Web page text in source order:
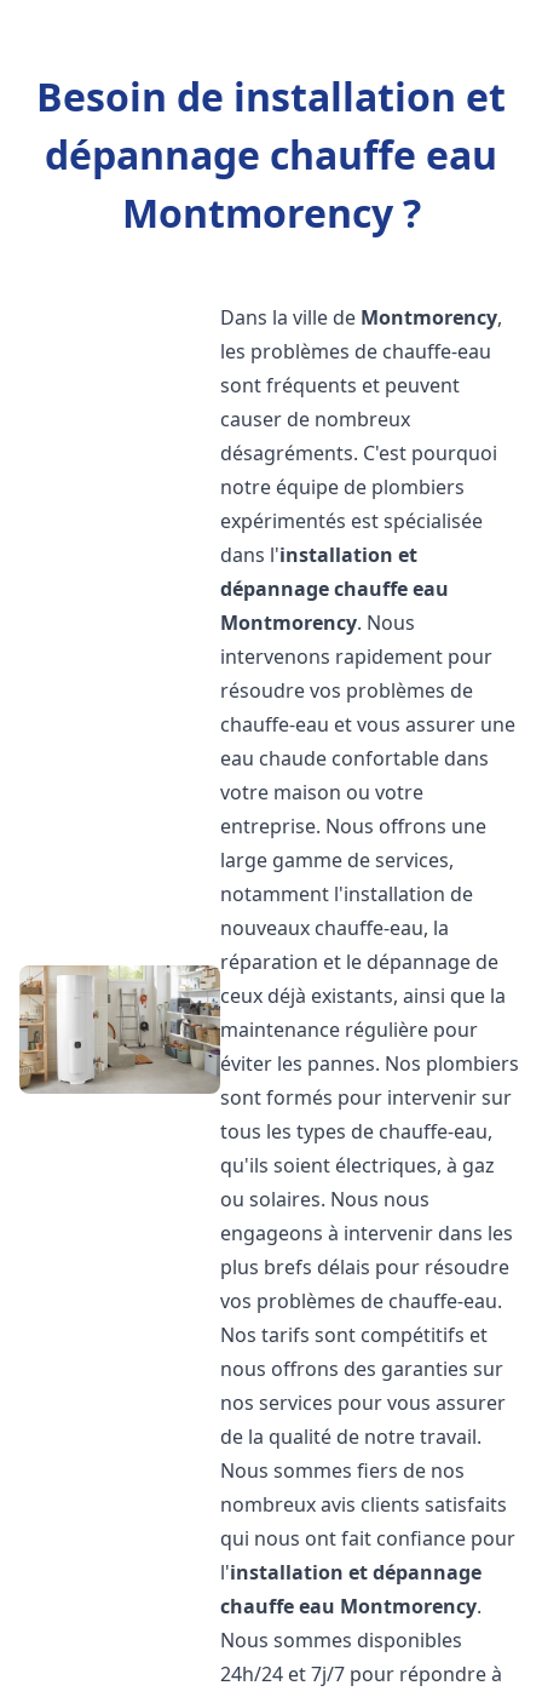
Besoin de installation et
dépannage chauffe eau
Montmorency ?
Dans la ville de Montmorency,
les problèmes de chauffe-eau
sont fréquents et peuvent
causer de nombreux
désagréments. C'est pourquoi
notre équipe de plombiers
expérimentés est spécialisée
dans l'installation et
dépannage chauffe eau
Montmorency. Nous
intervenons rapidement pour
résoudre vos problèmes de
chauffe-eau et vous assurer une
eau chaude confortable dans
votre maison ou votre
entreprise. Nous offrons une
large gamme de services,
notamment l'installation de
nouveaux chauffe-eau, la
réparation et le dépannage de
ceux déjà existants, ainsi que la
maintenance régulière pour
éviter les pannes. Nos plombiers
sont formés pour intervenir sur
tous les types de chauffe-eau,
qu'ils soient électriques, à gaz
ou solaires. Nous nous
engageons à intervenir dans les
plus brefs délais pour résoudre
vos problèmes de chauffe-eau.
Nos tarifs sont compétitifs et
nous offrons des garanties sur
nos services pour vous assurer
de la qualité de notre travail.
Nous sommes fiers de nos
nombreux avis clients satisfaits
qui nous ont fait confiance pour
l'installation et dépannage
chauffe eau Montmorency.
Nous sommes disponibles
24h/24 et 7j/7 pour répondre à